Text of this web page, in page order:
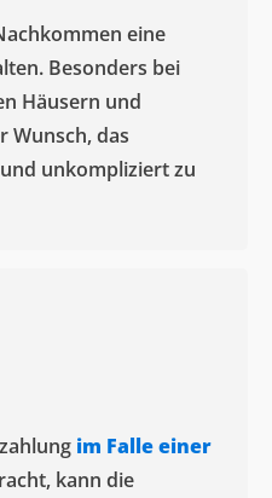
eine
Besonders bei
Häusern und
Wunsch, das
unkompliziert zu
im Falle einer
kann die